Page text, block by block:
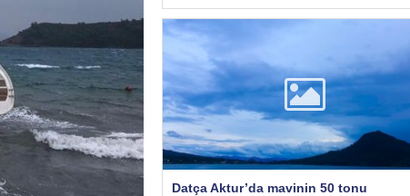
Datça Aktur’da mavinin 50 tonu